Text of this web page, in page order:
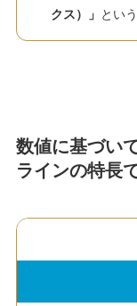
クス）」 とい
数値に基づい
ラインの特長